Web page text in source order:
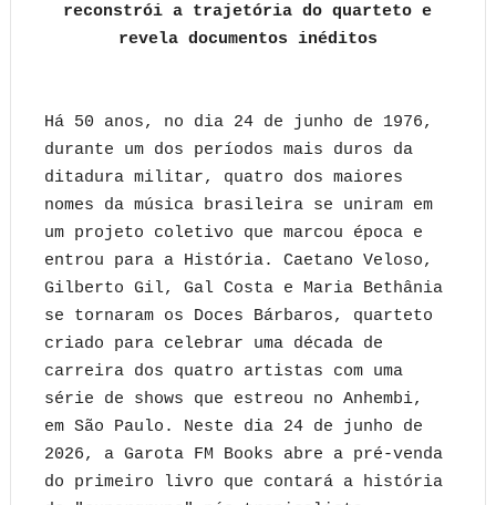
reconstrói a trajetória do quarteto e
revela documentos inéditos
Há 50 anos, no dia 24 de junho de 1976,
durante um dos períodos mais duros da
ditadura militar, quatro dos maiores
nomes da música brasileira se uniram em
um projeto coletivo que marcou época e
entrou para a História. Caetano Veloso,
Gilberto Gil, Gal Costa e Maria Bethânia
se tornaram os Doces Bárbaros, quarteto
criado para celebrar uma década de
carreira dos quatro artistas com uma
série de shows que estreou no Anhembi,
em São Paulo. Neste dia 24 de junho de
2026, a Garota FM Books abre a pré-venda
do primeiro livro que contará a história